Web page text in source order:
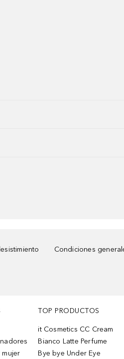
Condiciones
TOP PRODUCTOS
it Cosmetics CC Cream
Bianco Latte Perfume
Bye bye Under Eye